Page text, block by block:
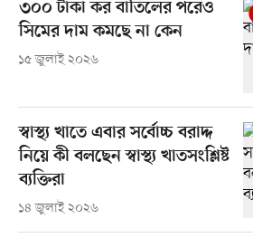
৩০০ টাকা কর বাতিলের পরেও
সিমের দাম কমছে না কেন
১৫ জুলাই ২০২৬
স্বাস্থ্য খাতে এবার সর্বোচ্চ বরাদ্দ
নিয়ে কী বলছেন স্বাস্থ্য খাতসংশ্লিষ্ট
ব্যক্তিরা
১৪ জুলাই ২০২৬